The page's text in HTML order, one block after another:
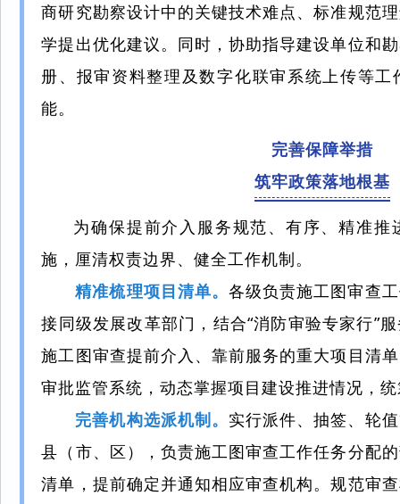
商研究勘察设计中的关键技术难点、标准规范
学提出优化建议。同时，协助指导建设单位和
册、报审资料整理及数字化联审系统上传等
能。
完善保障举措
筑牢政策落地根基
为确保提前介入服务规范、有序、精准
施，厘清权责边界、健全工作机制。
精准梳理项目清单。 各级负责施工图审查
接同级发展改革部门，结合“消防审验专家行”
施工图审查提前介入、靠前服务的重大项目清
审批监管系统，动态掌握项目建设推进情况，
完善机构选派机制。 实行派件、抽签、轮
县（市、区），负责施工图审查工作任务分配
清单，提前确定并通知相应审查机构。规范审